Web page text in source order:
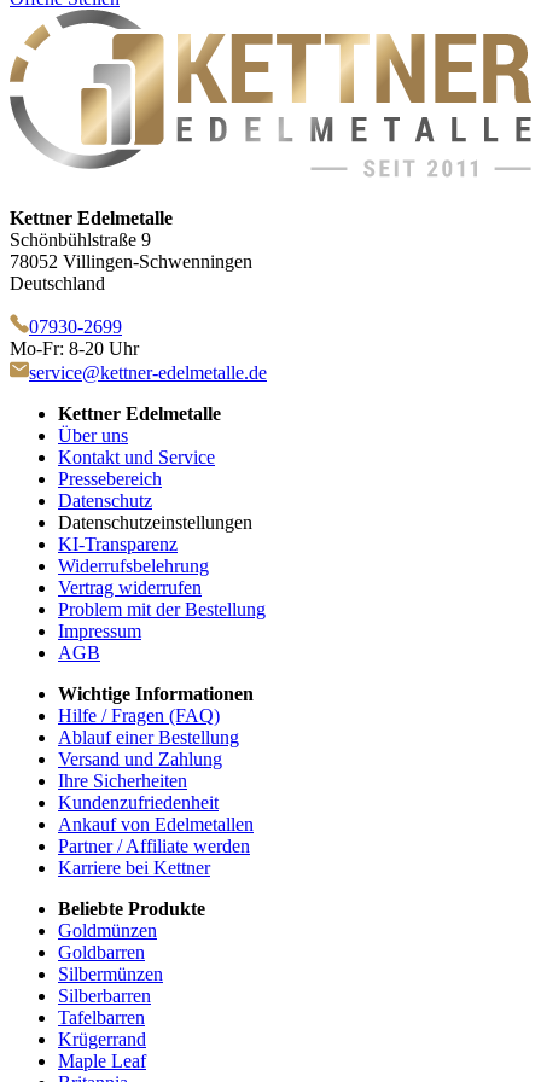
Kettner Edelmetalle
Schönbühlstraße 9
78052 Villingen-Schwenningen
Deutschland
07930-2699
Mo-Fr: 8-20 Uhr
service@kettner-edelmetalle.de
Kettner Edelmetalle
Über uns
Kontakt und Service
Pressebereich
Datenschutz
Datenschutzeinstellungen
KI-Transparenz
Widerrufsbelehrung
Vertrag widerrufen
Problem mit der Bestellung
Impressum
AGB
Wichtige Informationen
Hilfe / Fragen (FAQ)
Ablauf einer Bestellung
Versand und Zahlung
Ihre Sicherheiten
Kundenzufriedenheit
Ankauf von Edelmetallen
Partner / Affiliate werden
Karriere bei Kettner
Beliebte Produkte
Goldmünzen
Goldbarren
Silbermünzen
Silberbarren
Tafelbarren
Krügerrand
Maple Leaf